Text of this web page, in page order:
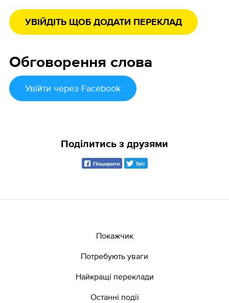
УВІЙДІТЬ ЩОБ ДОДАТИ ПЕРЕКЛАД
Обговорення слова
Увійти через Facebook
Поділитись з друзями
Поширити Твіт
Покажчик
Потребують уваги
Найкращі переклади
Останні події